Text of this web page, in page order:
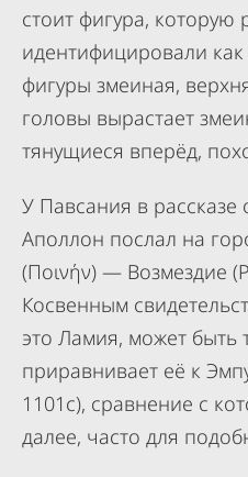
стоит фигура, которую
идентифицировали
фигуры змеиная,
головы вырастает
тянущиеся вперёд,
У Павсания в рассказе
Аполлон послал на
(Ποινήν) — Возмездие
Косвенным
это Ламия, может быть
приравнивает её к
1101c), сравнение с
далее, часто для